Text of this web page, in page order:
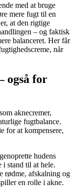
med at bruge
mere fugt til en
at den rigtige
– og faktisk
balanceret. Her får
når
også for
aknecremer,
fugtbalance.
for at kompensere,
hudens
i stand til at hele.
rødme, afskalning og
en rolle i akne.